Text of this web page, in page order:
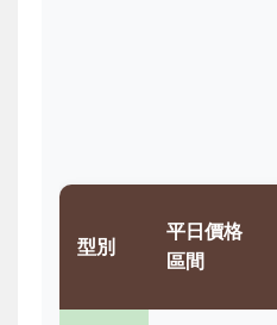
型別
平日價格
區間